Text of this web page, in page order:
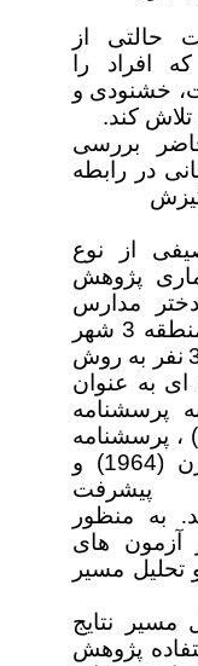
حالتی از
افراد را
خشنودی و
کند.
بررسی
در رابطه
از نوع
پژوهش
مدارس
3 شهر
نفر به روش
به عنوان
پرسشنامه
پرسشنامه
(1964)و
به منظور
آزمون های
مسیر
نتایج
پژوهش